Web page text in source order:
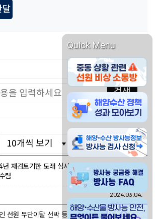
달
검색
선택
재검토기한 도래 심사대상 목록 공개 및
렴
2024.03.04.
선원 무단이탈 선박 등의 무역항 출입허가 등에
Quick Menu
중동 상황관련 선원 비
해양수산물 방사능 안전
해양수산물 방사능정보
방사능 궁금증 해결 방
해양 수산물 방사능 안